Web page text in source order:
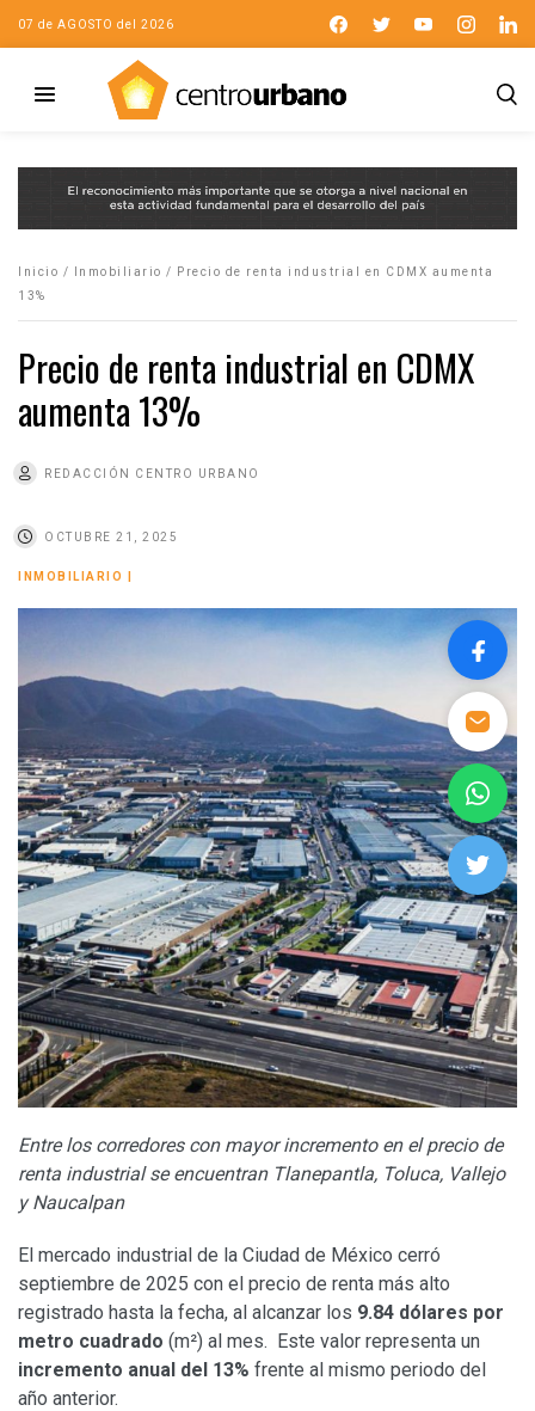
07 de AGOSTO del 2026
Inicio / Inmobiliario /
Precio de renta industrial en CDMX aumenta
13%
Precio de renta industrial en CDMX
aumenta 13%
REDACCIÓN CENTRO URBANO
OCTUBRE 21, 2025
INMOBILIARIO
Entre los corredores con mayor incremento en el precio de
renta industrial se encuentran Tlanepantla, Toluca, Vallejo
y Naucalpan
El mercado industrial de la Ciudad de México cerró
septiembre de 2025 con el precio de renta más alto
registrado hasta la fecha, al alcanzar los 9.84 dólares por
metro cuadrado (m²) al mes. Este valor representa un
incremento anual del 13% frente al mismo periodo del
año anterior.